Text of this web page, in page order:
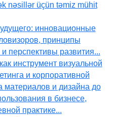
nəsillər üçün təmiz mühit
инновационные
принципы
перспективы развития...
инструмент визуальной
и корпоративной
материалов и дизайна до
в бизнесе,
практике...